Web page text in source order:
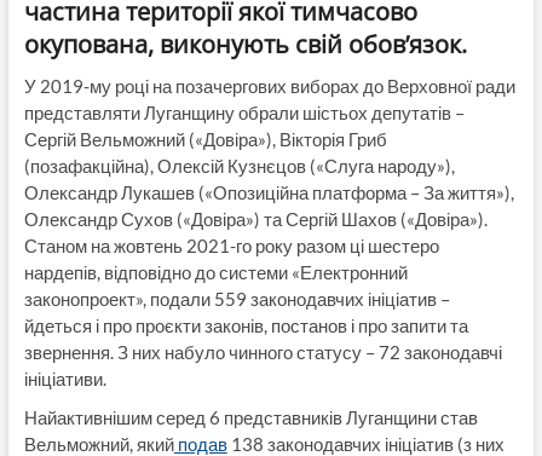
частина території якої тимчасово
окупована, виконують свій обов’язок.
У 2019-му році на позачергових виборах до Верховної ради
представляти Луганщину обрали шістьох депутатів –
Сергій Вельможний («Довіра»), Вікторія Гриб
(позафакційна), Олексій Кузнєцов («Слуга народу»),
Олександр Лукашев («Опозиційна платформа – За життя»),
Олександр Сухов («Довіра») та Сергій Шахов («Довіра»).
Станом на жовтень 2021-го року разом ці шестеро
нардепів, відповідно до системи «Електронний
законопроект», подали 559 законодавчих ініціатив –
йдеться і про проєкти законів, постанов і про запити та
звернення. З них набуло чинного статусу – 72 законодавчі
ініціативи.
Найактивнішим серед 6 представників Луганщини став
Вельможний, якийподав138 законодавчих ініціатив (з них